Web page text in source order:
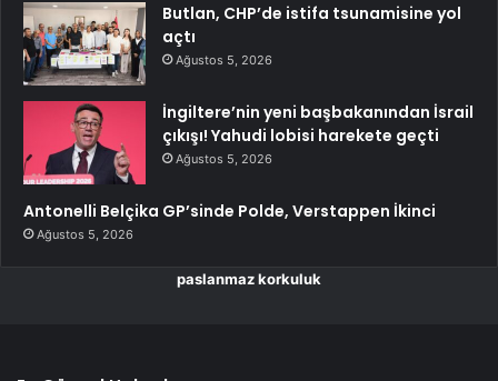
Butlan, CHP’de istifa tsunamisine yol
açtı
Ağustos 5, 2026
İngiltere’nin yeni başbakanından İsrail
çıkışı! Yahudi lobisi harekete geçti
Ağustos 5, 2026
Antonelli Belçika GP’sinde Polde, Verstappen İkinci
Ağustos 5, 2026
paslanmaz korkuluk